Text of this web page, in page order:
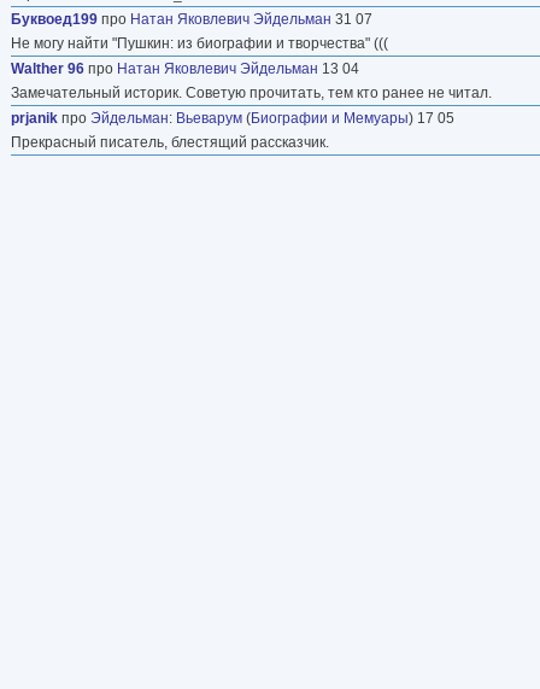
Буквоед199 про Натан Яковлевич Эйдельман 31 07
Не могу найти "Пушкин: из биографии и творчества" (((
Walther 96 про Натан Яковлевич Эйдельман 13 04
Замечательный историк. Советую прочитать, тем кто ранее не читал.
prjanik про Эйдельман: Вьеварум (Биографии и Мемуары) 17 05
Прекрасный писатель, блестящий рассказчик.